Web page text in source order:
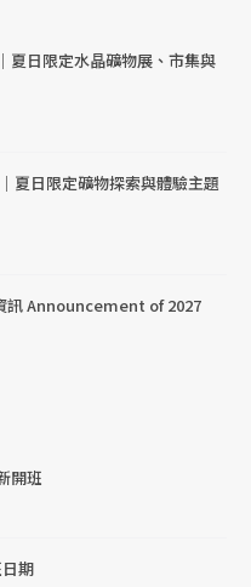
日限定水晶礦物展、市集與
夏日限定礦物探索與體驗主題
訊 Announcement of 2027
開班
期